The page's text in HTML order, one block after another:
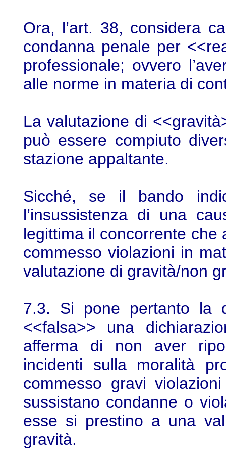
Ora, l’art. 38, considera
condanna penale per
professionale; ovvero
alle norme in materia di
La valutazione di
può essere compiuto
stazione appaltante.
Sicché, se il bando
l’insussistenza di una
legittima il concorrente
commesso violazioni in
valutazione di gravità/non
7.3. Si pone pertanto la
<<falsa>> una
afferma di non aver
incidenti sulla moralità
commesso gravi
sussistano condanne o
esse si prestino a una
gravità.